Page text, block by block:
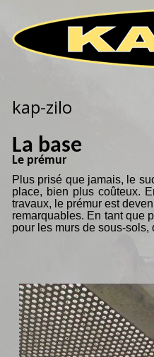
ACCUEIL
kap-zilo
La base
Le prémur
Plus prisé que jamais, le
place, bien plus coûteux.
travaux, le prémur est
remarquables. En tant que
pour les murs de sous-